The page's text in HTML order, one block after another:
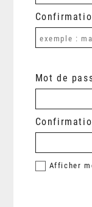
Mot de
Afficher